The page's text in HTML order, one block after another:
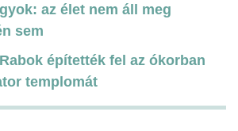
az élet nem áll meg
sem
építették fel az ókorban
templomát